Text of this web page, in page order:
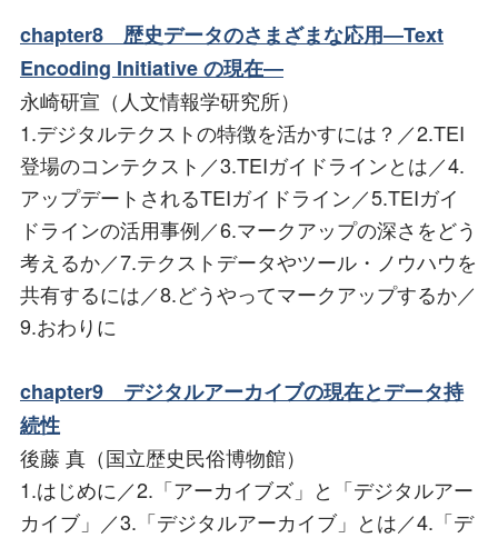
chapter8 歴史データのさまざまな応用―Text
Encoding Initiative の現在―
永崎研宣（人文情報学研究所）
1.デジタルテクストの特徴を活かすには？／2.TEI
登場のコンテクスト／3.TEIガイドラインとは／4.
アップデートされるTEIガイドライン／5.TEIガイ
ドラインの活用事例／6.マークアップの深さをどう
考えるか／7.テクストデータやツール・ノウハウを
共有するには／8.どうやってマークアップするか／
9.おわりに
chapter9 デジタルアーカイブの現在とデータ持
続性
後藤 真（国立歴史民俗博物館）
1.はじめに／2.「アーカイブズ」と「デジタルアー
カイブ」／3.「デジタルアーカイブ」とは／4.「デ